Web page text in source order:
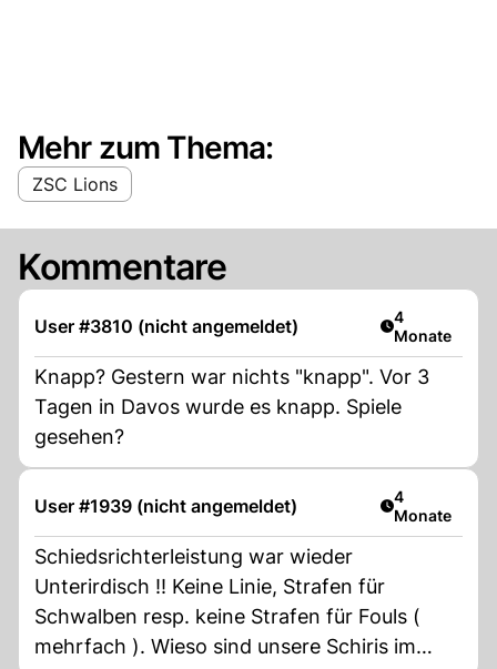
Mehr zum Thema:
ZSC Lions
Kommentare
User #3810 (nicht angemeldet) Artikel
4
Monate
Knapp? Gestern war nichts "knapp". Vor 3
Tagen in Davos wurde es knapp. Spiele
gesehen?
User #1939 (nicht angemeldet) Artikel
4
Monate
Schiedsrichterleistung war wieder
Unterirdisch !! Keine Linie, Strafen für
Schwalben resp. keine Strafen für Fouls (
mehrfach ). Wieso sind unsere Schiris im